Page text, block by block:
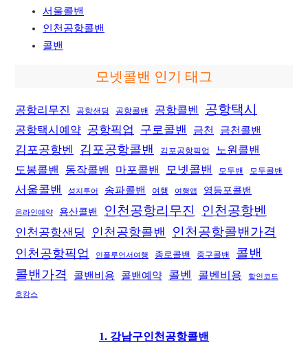
서울콜밴
인천공항콜밴
콜밴
모넷콜밴 인기 태그
공항리무진 공항샌딩 공항콜밴 공항콜벤 공항택시
공항택시예약 공항픽업 구로콜밴 금천 금천콜밴
김포공항벤 김포공항콜밴 김포공항픽업 노원콜밴
도봉콜밴 동작콜밴 마포콜밴 모넷콜밴 모두밴 모두콜밴
서울콜밴 성지투어 송파콜밴 여행 여행앱 영등포콜밴
온라인예약 용산콜밴 인천공항리무진 인천공항벤
인천공항샌딩 인천공항콜밴 인천공항콜밴가격
인천공항픽업 인플루언서여행 종로콜밴 중구콜밴
콜밴
콜밴가격
콜밴비용 콜밴예약 콜벤 콜벤비용 할인코드
호캉스
1. 강남구인천공항콜밴